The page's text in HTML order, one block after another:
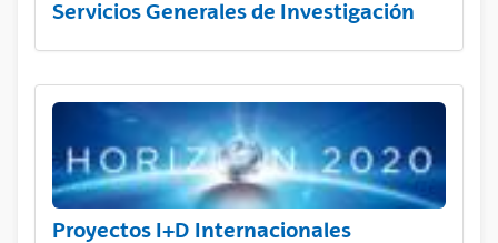
Servicios Generales de Investigación
Proyectos I+D Internacionales